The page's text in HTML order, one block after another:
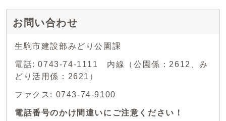
お問い合わせ
生駒市建設部みどり公園課
電話: 0743-74-1111 内線（公園係：2612、み
どり活用係：2621）
ファクス: 0743-74-9100
電話番号のかけ間違いにご注意ください！